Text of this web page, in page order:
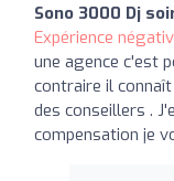
Sono 3000 Dj
Expérience
une agence c'est
contraire il
des conseillers .
compensation je